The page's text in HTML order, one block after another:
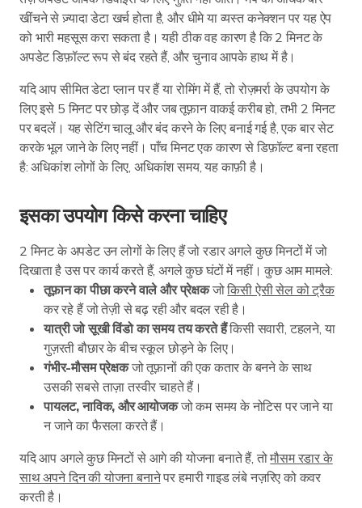
खींचने से ज़्यादा डेटा खर्च होता है, और धीमे या व्यस्त कनेक्शन पर यह ऐप
को भारी महसूस करा सकता है। यही ठीक वह कारण है कि 2 मिनट के
अपडेट डिफ़ॉल्ट रूप से बंद रहते हैं, और चुनाव आपके हाथ में है।
यदि आप सीमित डेटा प्लान पर हैं या रोमिंग में हैं, तो रोज़मर्रा के उपयोग के
लिए इसे 5 मिनट पर छोड़ दें और जब तूफ़ान वाकई करीब हो, तभी 2 मिनट
पर बदलें। यह सेटिंग चालू और बंद करने के लिए बनाई गई है, एक बार सेट
करके भूल जाने के लिए नहीं। पाँच मिनट एक कारण से डिफ़ॉल्ट बना रहता
है: अधिकांश लोगों के लिए, अधिकांश समय, यह काफ़ी है।
इसका उपयोग किसे करना चाहिए
2 मिनट के अपडेट उन लोगों के लिए हैं जो रडार अगले कुछ मिनटों में जो
दिखाता है उस पर कार्य करते हैं, अगले कुछ घंटों में नहीं। कुछ आम मामले:
तूफ़ान का पीछा करने वाले और प्रेक्षकजोकिसी ऐसी सेल को ट्रैक
कर रहे हैं जो तेज़ी से बढ़ रही और बदल रही है।
यात्री जो सूखी विंडो का समय तय करते हैंकिसी सवारी, टहलने, या
गुज़रती बौछार के बीच स्कूल छोड़ने के लिए।
गंभीर-मौसम प्रेक्षकजो तूफ़ानों की एक कतार के बनने के साथ
उसकी सबसे ताज़ा तस्वीर चाहते हैं।
पायलट, नाविक, और आयोजकजो कम समय के नोटिस पर जाने या
न जाने का फैसला करते हैं।
यदि आप अगले कुछ मिनटों से आगे की योजना बनाते हैं, तोमौसम रडार के
साथ अपने दिन की योजना बनानेपर हमारी गाइड लंबे नज़रिए को कवर
करती है।